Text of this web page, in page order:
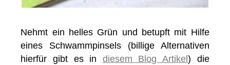
Nehmt ein helles Grün und betupft mit Hilfe
eines Schwammpinsels (billige Alternativen
hierfür gibt es in diesem Blog Artikel) die